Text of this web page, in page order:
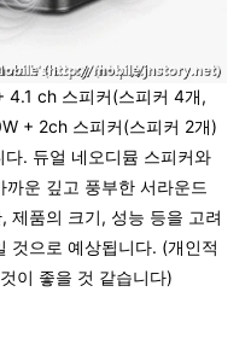
4.1 ch 스피커(스피커 4개,
+ 2ch 스피커(스피커 2개)
. 듀얼 네오디뮴 스피커와
운 깊고 풍부한 서라운드
제품의 크기, 성능 등을 고려
것으로 예상됩니다. (개인적
이 좋을 것 같습니다)